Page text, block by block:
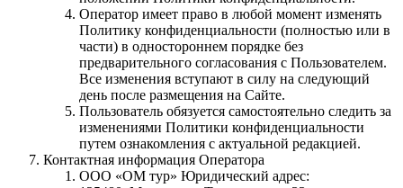
Оператор имеет право в любой момент изменять
Политику конфиденциальности (полностью или в
части) в одностороннем порядке без
предварительного согласования с Пользователем.
Все изменения вступают в силу на следующий
день после размещения на Сайте.
Пользователь обязуется самостоятельно следить за
изменениями Политики конфиденциальности
путем ознакомления с актуальной редакцией.
Контактная информация Оператора
ООО «ОМ тур» Юридический адрес: